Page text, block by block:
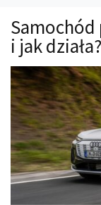
Technika jazdy
Oświetlenie
Kalkulatory
Przelicznik
Auto z niemiec
Galerie
i jak